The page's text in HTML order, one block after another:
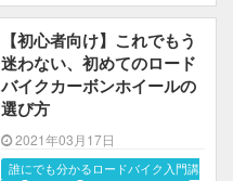
【初心者向け】これでもう
迷わない、初めてのロード
バイクカーボンホイールの
選び方
2021年03月17日
誰にでも分かるロードバイク入門講